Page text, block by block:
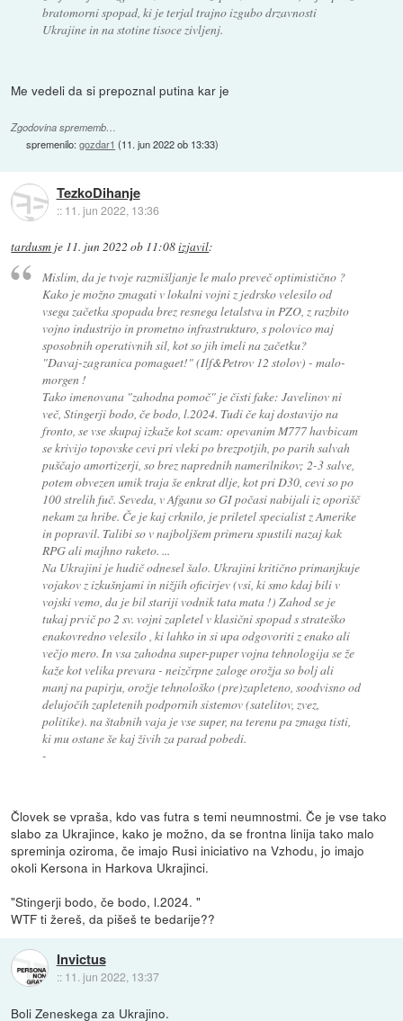
bratomorni spopad, ki je terjal trajno izgubo drzavnosti
Ukrajine in na stotine tisoce zivljenj.
Me vedeli da si prepoznal putina kar je
Zgodovina sprememb…
spremenilo:gozdar1 (11. jun 2022 ob 13:33)
TezkoDihanje
:: 11. jun 2022, 13:36
tardusm je 11. jun 2022 ob 11:08izjavil:
Mislim, da je tvoje razmišljanje le malo preveč optimistično ?
Kako je možno zmagati v lokalni vojni z jedrsko velesilo od
vsega začetka spopada brez resnega letalstva in PZO, z razbito
vojno industrijo in prometno infrastrukturo, s polovico maj
sposobnih operativnih sil, kot so jih imeli na začetku?
"Davaj-zagranica pomagaet!" (Ilf&Petrov 12 stolov) - malo-
morgen !
Tako imenovana "zahodna pomoč" je čisti fake: Javelinov ni
več, Stingerji bodo, če bodo, l.2024. Tudi če kaj dostavijo na
fronto, se vse skupaj izkaže kot scam: opevanim M777 havbicam
se krivijo topovske cevi pri vleki po brezpotjih, po parih salvah
puščajo amortizerji, so brez naprednih namerilnikov; 2-3 salve,
potem obvezen umik traja še enkrat dlje, kot pri D30, cevi so po
100 strelih fuč. Seveda, v Afganu so GI počasi nabijali iz oporišč
nekam za hribe. Če je kaj crknilo, je priletel specialist z Amerike
in popravil. Talibi so v najboljšem primeru spustili nazaj kak
RPG ali majhno raketo. ...
Na Ukrajini je hudič odnesel šalo. Ukrajini kritično primanjkuje
vojakov z izkušnjami in nižjih oficirjev (vsi, ki smo kdaj bili v
vojski vemo, da je bil stariji vodnik tata mata !) Zahod se je
tukaj prvič po 2 sv. vojni zapletel v klasični spopad s strateško
enakovredno velesilo , ki lahko in si upa odgovoriti z enako ali
večjo mero. In vsa zahodna super-puper vojna tehnologija se že
kaže kot velika prevara - neizčrpne zaloge orožja so bolj ali
manj na papirju, orožje tehnološko (pre)zapleteno, soodvisno od
delujočih zapletenih podpornih sistemov (satelitov, zvez,
politike). na štabnih vaja je vse super, na terenu pa zmaga tisti,
ki mu ostane še kaj živih za parad pobedi.
-
Človek se vpraša, kdo vas futra s temi neumnostmi. Če je vse tako
slabo za Ukrajince, kako je možno, da se frontna linija tako malo
spreminja oziroma, če imajo Rusi iniciativo na Vzhodu, jo imajo
okoli Kersona in Harkova Ukrajinci.
"Stingerji bodo, če bodo, l.2024. "
WTF ti žereš, da pišeš te bedarije??
Invictus
:: 11. jun 2022, 13:37
Boli Zeneskega za Ukrajino.